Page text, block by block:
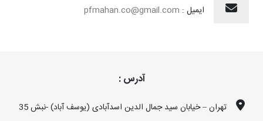
ایمیل : pfmahan.co@gmail.com
آدرس :
تهران – خیابان سید جمال الدین اسدآبادی (یوسف آباد) -نبش 35